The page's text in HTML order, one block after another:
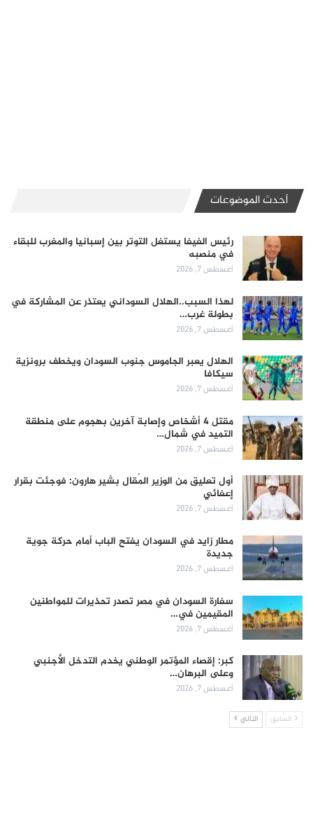
أحدث الموضوعات
رئيس الفيفا يستغل التوتر بين إسبانيا والمغرب للبقاء
في منصبه
أغسطس 7, 2026
لهذا السبب..الهلال السوداني يعتذر عن المشاركة في
بطولة غرب…
أغسطس 7, 2026
الهلال يعبر الجاموس جنوب السودان ويخطف برونزية
سيكافا
أغسطس 7, 2026
مقتل 4 أشخاص وإصابة آخرين بهجوم على منطقة
التميد في شمال…
أغسطس 7, 2026
أول تعليق من الوزير المُقال بشير هارون: فوجئت بقرار
إعفائي
أغسطس 7, 2026
مطار زايد في السودان يفتح الباب أمام حركة جوية
جديدة
أغسطس 7, 2026
سفارة السودان في مصر تصدر تحذيرات للمواطنين
المقيمين في…
أغسطس 7, 2026
كبر: إقصاء المؤتمر الوطني يخدم التدخل الأجنبي
وعلى البرهان…
أغسطس 7, 2026
السابق التالي